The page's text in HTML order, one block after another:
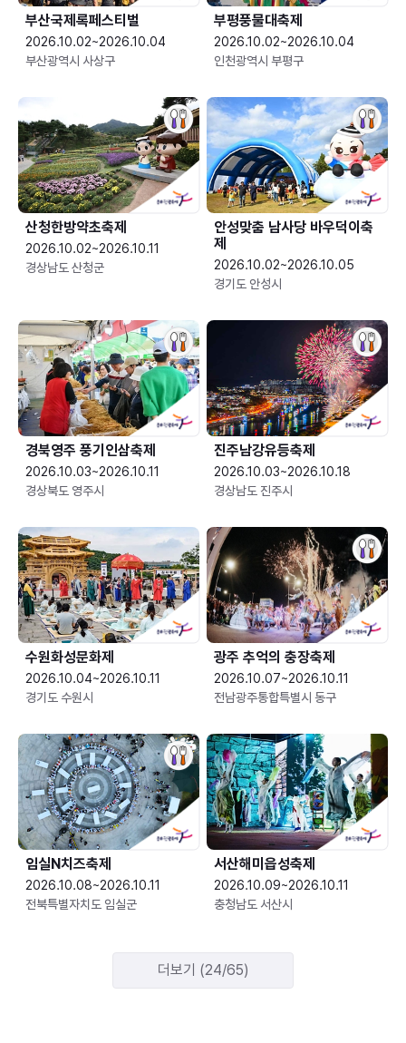
부산국제록페스티벌
2026.10.02~2026.10.04
부산광역시 사상구
부평풍물대축제
2026.10.02~2026.10.04
인천광역시 부평구
산청한방약초축제
2026.10.02~2026.10.11
경상남도 산청군
안성맞춤 남사당 바우덕이축
제
2026.10.02~2026.10.05
경기도 안성시
경북영주 풍기인삼축제
2026.10.03~2026.10.11
경상북도 영주시
진주남강유등축제
2026.10.03~2026.10.18
경상남도 진주시
수원화성문화제
2026.10.04~2026.10.11
경기도 수원시
광주 추억의 충장축제
2026.10.07~2026.10.11
전남광주통합특별시 동구
임실N치즈축제
2026.10.08~2026.10.11
전북특별자치도 임실군
서산해미읍성축제
2026.10.09~2026.10.11
충청남도 서산시
더보기 (24/65)